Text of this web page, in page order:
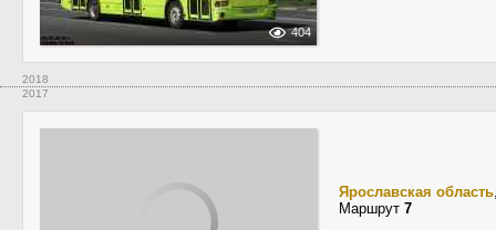
404
2018
2017
Ярославская область
Маршрут 7